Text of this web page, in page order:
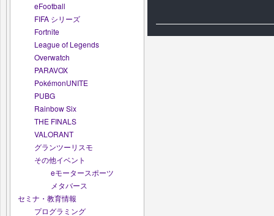
eFootball
FIFA シリーズ
Fortnite
League of Legends
Overwatch
PARAVOX
PokémonUNITE
PUBG
Rainbow Six
THE FINALS
VALORANT
グランツーリスモ
その他イベント
eモータースポーツ
メタバース
セミナ・教育情報
プログラミング